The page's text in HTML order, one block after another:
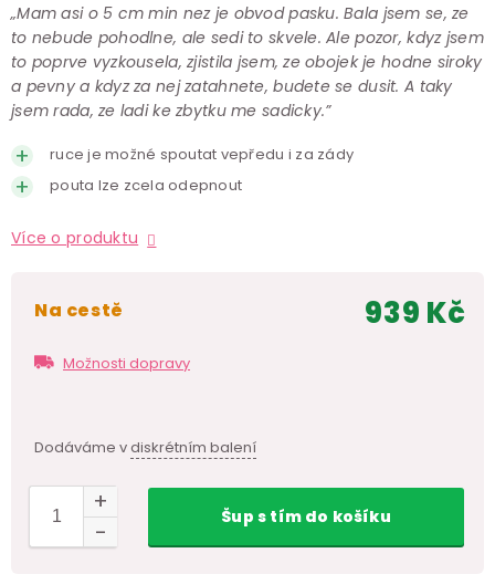
„Mam asi o 5 cm min nez je obvod pasku. Bala jsem se, ze
to nebude pohodlne, ale sedi to skvele. Ale pozor, kdyz jsem
to poprve vyzkousela, zjistila jsem, ze obojek je hodne siroky
a pevny a kdyz za nej zatahnete, budete se dusit. A taky
jsem rada, ze ladi ke zbytku me sadicky.”
ruce je možné spoutat vepředu i za zády
pouta lze zcela odepnout
Více o produktu
na cestě
Možnosti dopravy
Dodáváme vdiskrétním balení
939 Kč
Šups tímdo košíku